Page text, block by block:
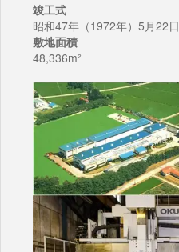
竣工式
昭和47年（1972年）5月22日
敷地面積
48,336m²